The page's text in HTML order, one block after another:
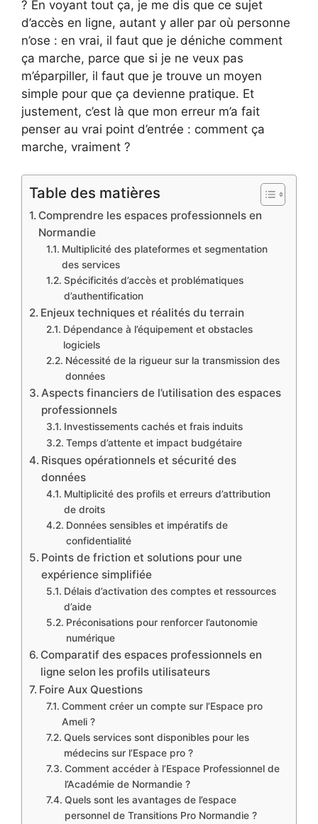
? En voyant tout ça, je me dis que ce sujet
d’accès en ligne, autant y aller par où personne
n’ose : en vrai, il faut que je déniche comment
ça marche, parce que si je ne veux pas
m’éparpiller, il faut que je trouve un moyen
simple pour que ça devienne pratique. Et
justement, c’est là que mon erreur m’a fait
penser au vrai point d’entrée : comment ça
marche, vraiment ?
Table des matières
Comprendre les espaces professionnels en
Normandie
Multiplicité des plateformes et segmentation
des services
Spécificités d’accès et problématiques
d’authentification
Enjeux techniques et réalités du terrain
Dépendance à l’équipement et obstacles
logiciels
Nécessité de la rigueur sur la transmission des
données
Aspects financiers de l’utilisation des espaces
professionnels
Investissements cachés et frais induits
Temps d’attente et impact budgétaire
Risques opérationnels et sécurité des
données
Multiplicité des profils et erreurs d’attribution
de droits
Données sensibles et impératifs de
confidentialité
Points de friction et solutions pour une
expérience simplifiée
Délais d’activation des comptes et ressources
d’aide
Préconisations pour renforcer l’autonomie
numérique
Comparatif des espaces professionnels en
ligne selon les profils utilisateurs
Foire Aux Questions
Comment créer un compte sur l’Espace pro
Ameli ?
Quels services sont disponibles pour les
médecins sur l’Espace pro ?
Comment accéder à l’Espace Professionnel de
l’Académie de Normandie ?
Quels sont les avantages de l’espace
personnel de Transitions Pro Normandie ?